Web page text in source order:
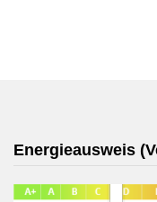
Energieausweis